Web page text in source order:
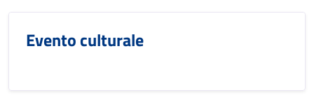
Evento culturale